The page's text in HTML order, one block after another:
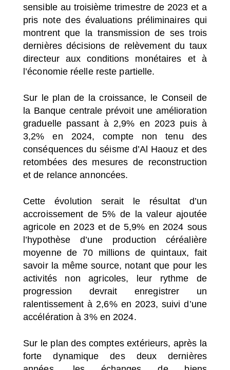
sensible au troisième trimestre de 2023 et a
pris note des évaluations préliminaires qui
montrent que la transmission de ses trois
dernières décisions de relèvement du taux
directeur aux conditions monétaires et à
l’économie réelle reste partielle.
Sur le plan de la croissance, le Conseil de
la Banque centrale prévoit une amélioration
graduelle passant à 2,9% en 2023 puis à
3,2% en 2024, compte non tenu des
conséquences du séisme d’Al Haouz et des
retombées des mesures de reconstruction
et de relance annoncées.
Cette évolution serait le résultat d’un
accroissement de 5% de la valeur ajoutée
agricole en 2023 et de 5,9% en 2024 sous
l’hypothèse d’une production céréalière
moyenne de 70 millions de quintaux, fait
savoir la même source, notant que pour les
activités non agricoles, leur rythme de
progression devrait enregistrer un
ralentissement à 2,6% en 2023, suivi d’une
accélération à 3% en 2024.
Sur le plan des comptes extérieurs, après la
forte dynamique des deux dernières